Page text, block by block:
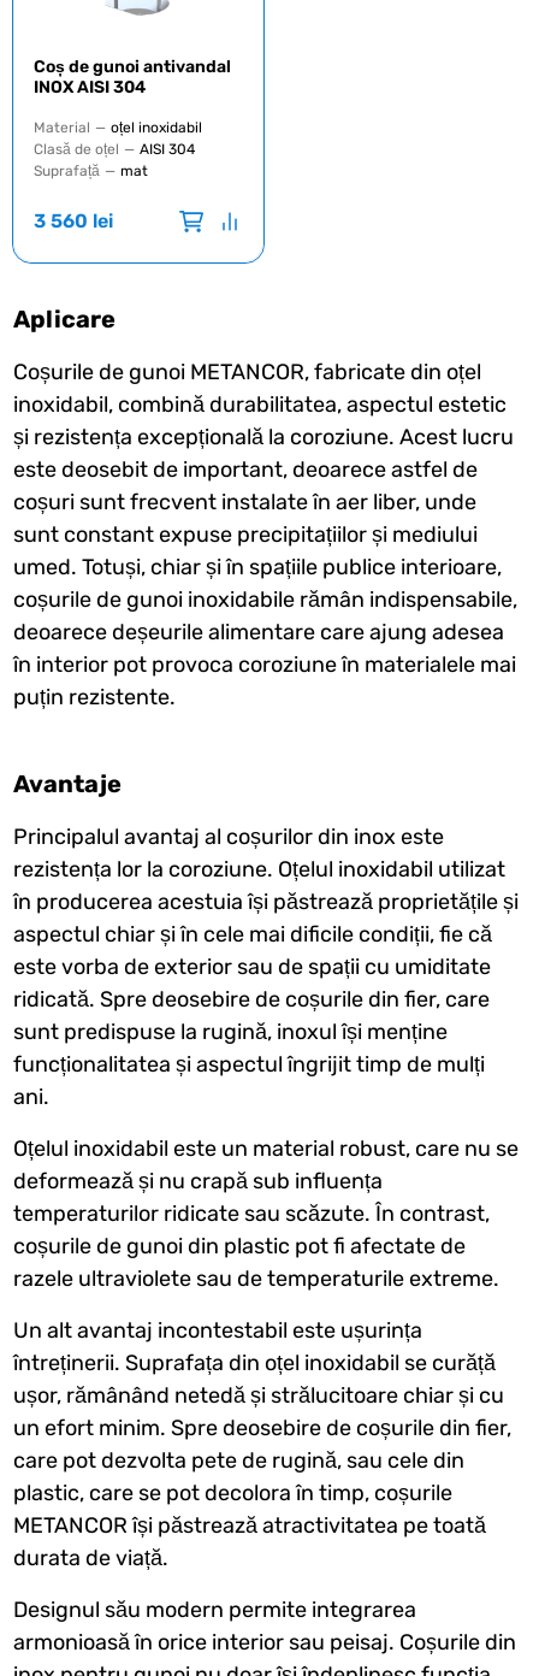
Coș de gunoi antivandal
INOX AISI 304
Material — oțel inoxidabil
Clasă de oțel — AISI 304
Suprafață — mat
3 560 lei
Aplicare
Coșurile de gunoi METANCOR, fabricate din oțel
inoxidabil, combină durabilitatea, aspectul estetic
și rezistența excepțională la coroziune. Acest lucru
este deosebit de important, deoarece astfel de
coșuri sunt frecvent instalate în aer liber, unde
sunt constant expuse precipitațiilor și mediului
umed. Totuși, chiar și în spațiile publice interioare,
coșurile de gunoi inoxidabile rămân indispensabile,
deoarece deșeurile alimentare care ajung adesea
în interior pot provoca coroziune în materialele mai
puțin rezistente.
Avantaje
Principalul avantaj al coșurilor din inox este
rezistența lor la coroziune. Oțelul inoxidabil utilizat
în producerea acestuia își păstrează proprietățile și
aspectul chiar și în cele mai dificile condiții, fie că
este vorba de exterior sau de spații cu umiditate
ridicată. Spre deosebire de coșurile din fier, care
sunt predispuse la rugină, inoxul își menține
funcționalitatea și aspectul îngrijit timp de mulți
ani.
Oțelul inoxidabil este un material robust, care nu se
deformează și nu crapă sub influența
temperaturilor ridicate sau scăzute. În contrast,
coșurile de gunoi din plastic pot fi afectate de
razele ultraviolete sau de temperaturile extreme.
Un alt avantaj incontestabil este ușurința
întreținerii. Suprafața din oțel inoxidabil se curăță
ușor, rămânând netedă și strălucitoare chiar și cu
un efort minim. Spre deosebire de coșurile din fier,
care pot dezvolta pete de rugină, sau cele din
plastic, care se pot decolora în timp, coșurile
METANCOR își păstrează atractivitatea pe toată
durata de viață.
Designul său modern permite integrarea
armonioasă în orice interior sau peisaj. Coșurile din